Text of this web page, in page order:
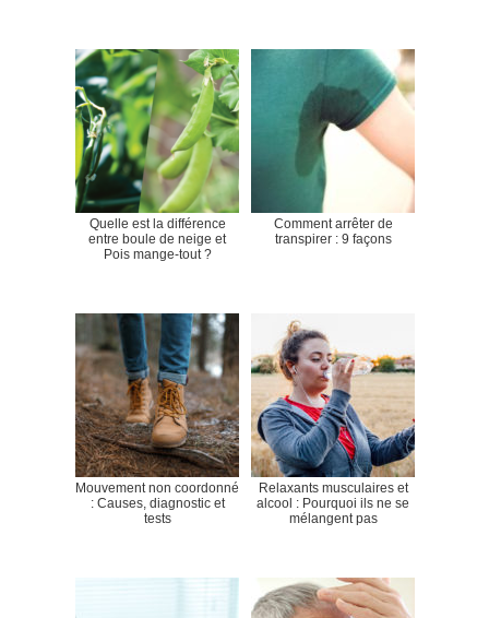
Quelle est la différence
entre boule de neige et
Pois mange-tout ?
Comment arrêter de
transpirer : 9 façons
Mouvement non coordonné
: Causes, diagnostic et
tests
Relaxants musculaires et
alcool : Pourquoi ils ne se
mélangent pas